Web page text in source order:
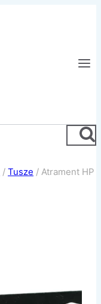
/ Tusze / Atrament HP